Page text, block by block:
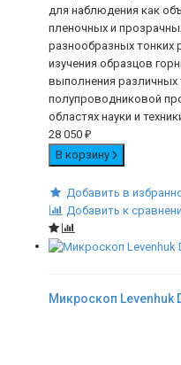
для наблюдения как
пленочных и
разнообразных тонких
изучения образцов
выполнения различных
полупроводниковой
областях науки и
28 050 ₽
В корзину
Добавить в
Добавить к
Микроскоп Levenhuk